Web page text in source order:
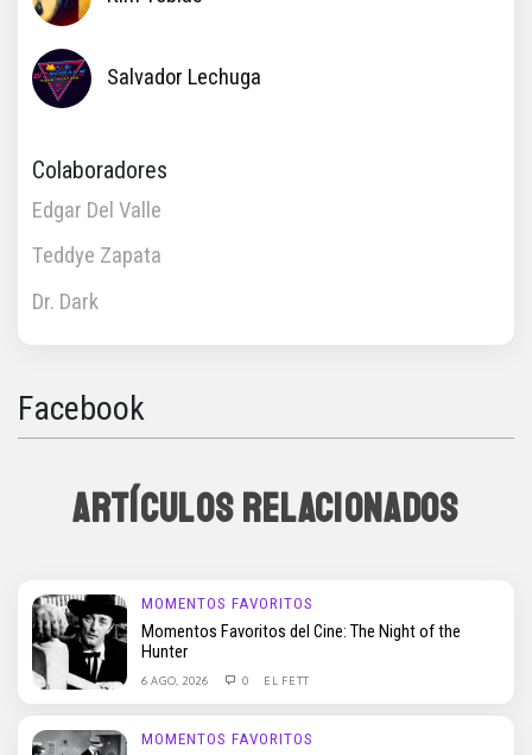
Salvador Lechuga
Colaboradores
Edgar Del Valle
Teddye Zapata
Dr. Dark
Facebook
ARTÍCULOS RELACIONADOS
MOMENTOS FAVORITOS
Momentos Favoritos del Cine: The Night of the
Hunter
6 AGO, 2026 0 EL FETT
MOMENTOS FAVORITOS